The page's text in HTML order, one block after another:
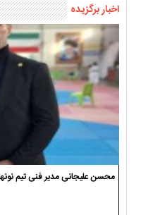
اخبار برگزیده
محسن علیجانی مدیر فنی تیم